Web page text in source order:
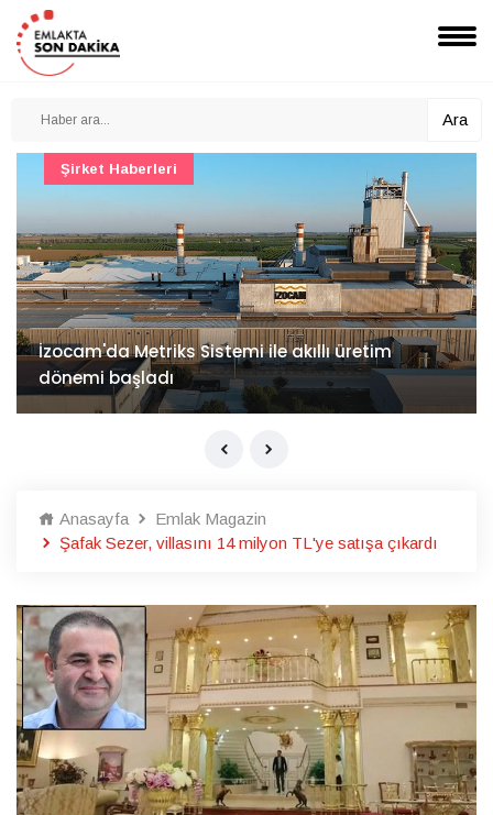
Ara
İzocam'da Metriks Sistemi ile akıllı üretim
dönemi başladı
Şirket Haberleri
Anasayfa
Emlak Magazin
Şafak Sezer, villasını 14 milyon TL'ye satışa çıkardı